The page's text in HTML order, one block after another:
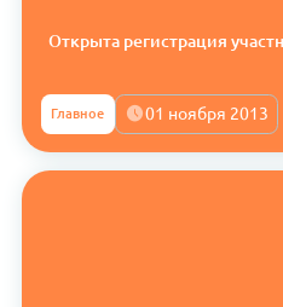
Открыта регистрация
Главное 01 ноября 2013